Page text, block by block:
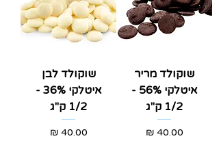
שוקולד מריר
איטלקי 56% -
1/2 ק"ג
מחיר
שוקולד לבן
איטלקי 36% -
1/2 ק"ג
מחיר